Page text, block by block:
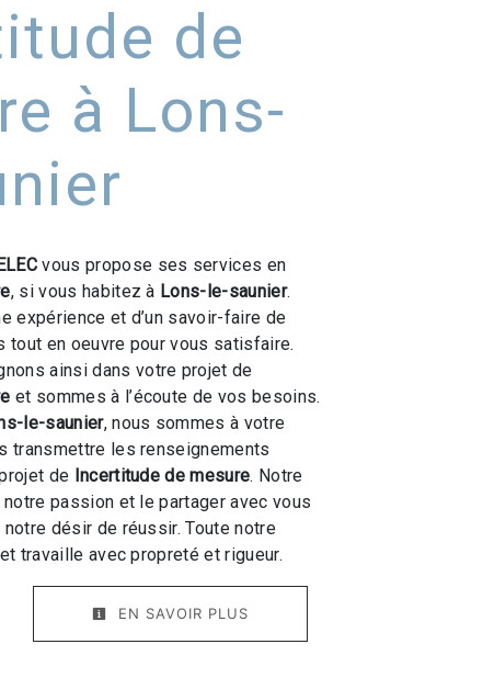
de
à Lons-
vous propose ses services en
, si vous habitez à Lons-le-saunier.
expérience et d’un savoir-faire de
tout en oeuvre pour vous satisfaire.
ainsi dans votre projet de
et sommes à l’écoute de vos besoins.
le-saunier, nous sommes à votre
transmettre les renseignements
de Incertitude de mesure. Notre
passion et le partager avec vous
désir de réussir. Toute notre
travaille avec propreté et rigueur.
EN SAVOIR PLUS